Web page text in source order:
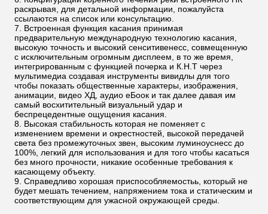
раскрывая, для детальной информации, пожалуйста
ссылаются на список или консультацию.
Встроенная функция касания принимая
предварительную международную технологию касания,
высокую точность и высокий сенситивенесс, совмещенную
с исключительным огромным дисплеем, в то же время,
интегрированным с функцией почерка и К.Н.Т через
мультимедиа создавая инструменты вивидлы для того
чтобы показать общественные характеры, изображения,
анимации, видео ХД, аудио еБоок и так далее давая им
самый восхитительный визуальный удар и
беспрецедентные ощущения касания.
Высокая стабильность которая не поменяет с
изменением времени и окрестностей, высокой передачей
света без промежуточных звен, высоким луминоуснесс до
100%, легкий для использования и для того чтобы касаться
без много прочности, никакие особенные требования к
касающему объекту.
Справедливо хорошая приспособляемостьь, который не
будет мешать течением, напряжением тока и статическим и
соответствующим для ужасной окружающей среды.